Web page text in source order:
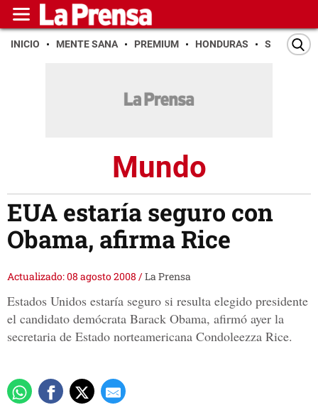
INICIO MENTE SANA PREMIUM HONDURAS SAN PEDRO
Mundo
EUA estaría seguro con
Obama, afirma Rice
Actualizado: 08 agosto 2008 /La Prensa
Estados Unidos estaría seguro si resulta elegido presidente
el candidato demócrata Barack Obama, afirmó ayer la
secretaria de Estado norteamericana Condoleezza Rice.